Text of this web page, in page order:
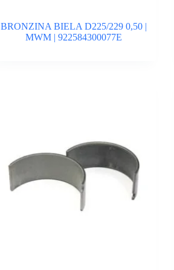
BRONZINA BIELA D225/229 0,50 |
MWM | 922584300077E